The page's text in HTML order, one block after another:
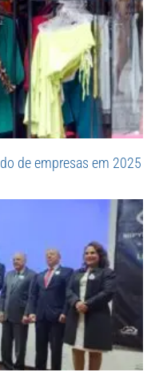
de empresas em 2025